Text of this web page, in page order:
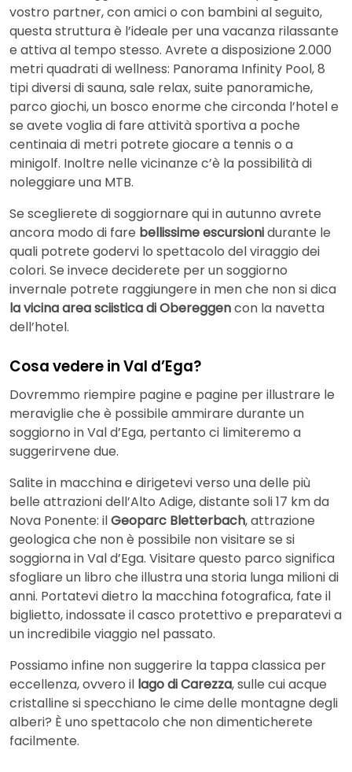
vostro partner, con amici o con bambini al seguito,
questa struttura è l’ideale per una vacanza rilassante
e attiva al tempo stesso. Avrete a disposizione 2.000
metri quadrati di wellness: Panorama Infinity Pool, 8
tipi diversi di sauna, sale relax, suite panoramiche,
parco giochi, un bosco enorme che circonda l’hotel e
se avete voglia di fare attività sportiva a poche
centinaia di metri potrete giocare a tennis o a
minigolf. Inoltre nelle vicinanze c’è la possibilità di
noleggiare una MTB.
Se sceglierete di soggiornare qui in autunno avrete
ancora modo di fare bellissime escursionidurante le
quali potrete godervi lo spettacolo del viraggio dei
colori. Se invece deciderete per un soggiorno
invernale potrete raggiungere in men che non si dica
la vicina area sciistica di Obereggencon la navetta
dell’hotel.
Cosa vedere in Val d’Ega?
Dovremmo riempire pagine e pagine per illustrare le
meraviglie che è possibile ammirare durante un
soggiorno in Val d’Ega, pertanto ci limiteremo a
suggerirvene due.
Salite in macchina e dirigetevi verso una delle più
belle attrazioni dell’Alto Adige, distante soli 17 km da
Nova Ponente: ilGeoparc Bletterbach, attrazione
geologica che non è possibile non visitare se si
soggiorna in Val d’Ega. Visitare questo parco significa
sfogliare un libro che illustra una storia lunga milioni di
anni. Portatevi dietro la macchina fotografica, fate il
biglietto, indossate il casco protettivo e preparatevi a
un incredibile viaggio nel passato.
Possiamo infine non suggerire la tappa classica per
eccellenza, ovvero il lago di Carezza, sulle cui acque
cristalline si specchiano le cime delle montagne degli
alberi? È uno spettacolo che non dimenticherete
facilmente.